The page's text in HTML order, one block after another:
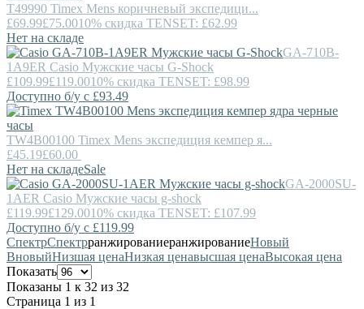
T49990 Timex Mens коричневый экспедици...
£69.99£75.0010% скидка TENSET: £62.99
Нет на складе
GA-710B-
1A9ER Casio Мужские часы G-Shock
£109.99£119.0010% скидка TENSET: £98.99
Доступно б/у с £93.49
TW4B00100 Timex Mens экспедиция кемпер я...
£45.19£60.00
Нет на складеSale
GA-2000SU-
1AER Casio Мужские часы g-shock
£119.99£129.0010% скидка TENSET: £107.99
Доступно б/у с £119.99
СпектрСпектрранжированиеранжированиеНовый
ВновыйНизшая ценаНизкая ценавысшая ценаВысокая цена
Показать
Показаны 1 к 32 из 32
Страница 1 из 1